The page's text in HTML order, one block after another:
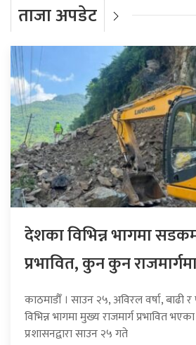
ताजा अपडेट
देशका विभिन्न भागमा
प्रभावित, कुन कुन
काठमाडौँ । साउन २५, अविरल वर्षा, बाढी
विभिन्न भागमा मुख्य राजमार्ग प्रभावित
प्रशासनद्वारा साउन २५ गते